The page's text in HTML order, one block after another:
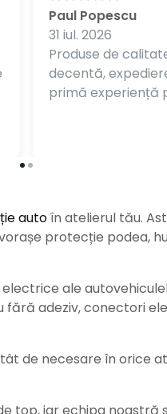
Produse de
decentă,
primă experiență
Paul Popescu
31 iul. 2026
autoîn atelierul tău.
protecție podea,
ale
adeziv, conectori
de necesare în orice